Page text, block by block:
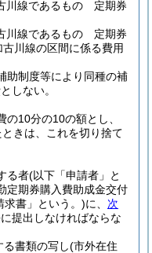
川線であるもの 定期券
川線であるもの 定期券
川線の区間に係る費用
助制度等により同種の補
しない。
10分の10の額とし、
きは、これを切り捨て
る者(以下「申請者」と
定期券購入費助成金交付
求書」という。)に、 次
提出しなければならな
書類の写し(市外在住